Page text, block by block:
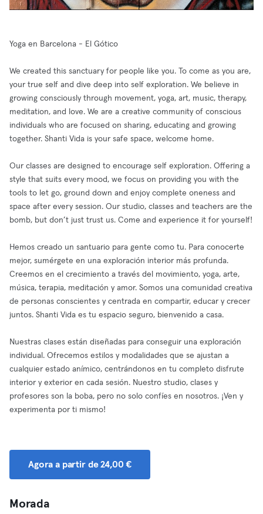
Yoga en Barcelona - El Gótico
We created this sanctuary for people like you. To come as you are,
your true self and dive deep into self exploration. We believe in
growing consciously through movement, yoga, art, music, therapy,
meditation, and love. We are a creative community of conscious
individuals who are focused on sharing, educating and growing
together. Shanti Vida is your safe space, welcome home.
Our classes are designed to encourage self exploration. Offering a
style that suits every mood, we focus on providing you with the
tools to let go, ground down and enjoy complete oneness and
space after every session. Our studio, classes and teachers are the
bomb, but don’t just trust us. Come and experience it for yourself!
Hemos creado un santuario para gente como tu. Para conocerte
mejor, sumérgete en una exploración interior más profunda.
Creemos en el crecimiento a través del movimiento, yoga, arte,
música, terapia, meditación y amor. Somos una comunidad creativa
de personas conscientes y centrada en compartir, educar y crecer
juntos. Shanti Vida es tu espacio seguro, bienvenido a casa.
Nuestras clases están diseñadas para conseguir una exploración
individual. Ofrecemos estilos y modalidades que se ajustan a
cualquier estado anímico, centrándonos en tu completo disfrute
interior y exterior en cada sesión. Nuestro studio, clases y
profesores son la boba, pero no solo confíes en nosotros. ¡Ven y
experimenta por ti mismo!
Agora a partir de 24,00 €
Morada